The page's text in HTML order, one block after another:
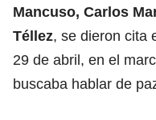
Mancuso, Carlos
Téllez, se dieron cita
29 de abril, en el
buscaba hablar de